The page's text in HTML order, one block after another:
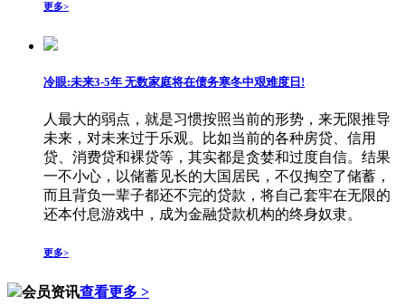
更多>
冷眼:未来3-5年 无数家庭将在债务寒冬中艰难度日!
人最大的弱点，就是习惯按照当前的形势，来无限推导
未来，对未来过于乐观。比如当前的各种房贷、信用
贷、消费贷和裸贷等，其实都是贪婪和过度自信。结果
一不小心，以储蓄见长的大国居民，不仅掏空了储蓄，
而且背负一辈子都还不完的贷款，将自己套牢在无限的
还本付息游戏中，成为金融贷款机构的终身奴隶。
更多>
会员资讯查看更多 >